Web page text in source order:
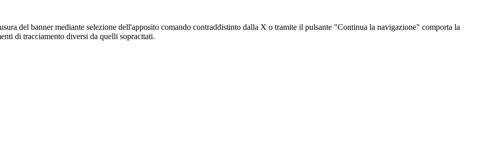
del banner mediante selezione dell'apposito comando contraddistinto dalla X o tramite il pulsante "Continua la navigazione" comporta la
di tracciamento diversi da quelli sopracitati.